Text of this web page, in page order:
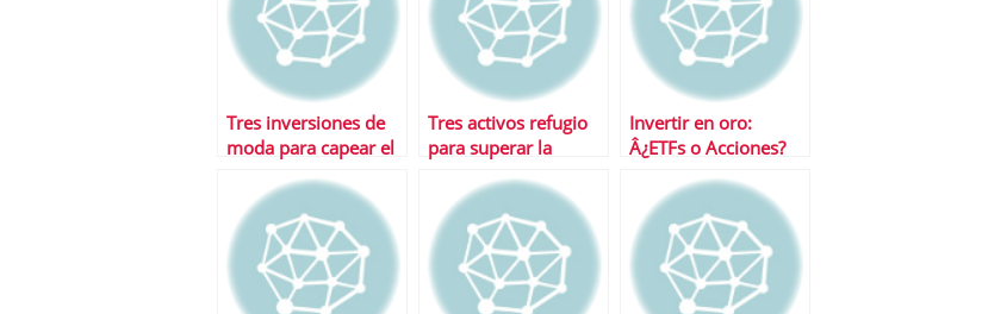
Tres inversiones de
moda para capear el
Tres activos refugio
para superar la
Invertir en oro:
Â¿ETFs o Acciones?